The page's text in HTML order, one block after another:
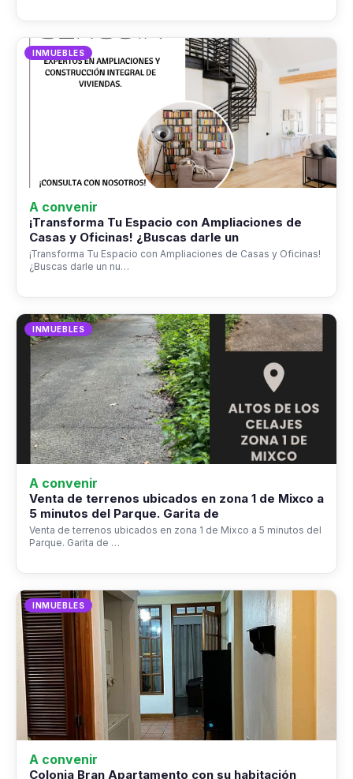
INMUEBLES
A convenir
¡Transforma Tu Espacio con Ampliaciones de
Casas y Oficinas! ¿Buscas darle un
¡Transforma Tu Espacio con Ampliaciones de Casas y Oficinas!
¿Buscas darle un nu…
INMUEBLES
A convenir
Venta de terrenos ubicados en zona 1 de Mixco a
5 minutos del Parque. Garita de
Venta de terrenos ubicados en zona 1 de Mixco a 5 minutos del
Parque. Garita de …
INMUEBLES
A convenir
Colonia Bran Apartamento con su habitación